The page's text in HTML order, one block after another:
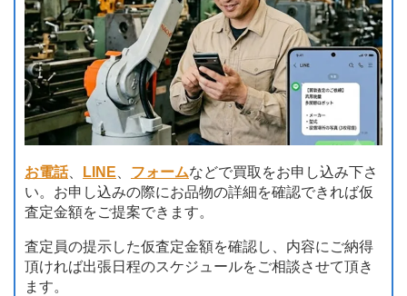
お電話、 LINE フォームなどで買取をお申し込み下さ
い。お申し込みの際にお品物の詳細を確認できれば仮
査定金額をご提案できます。
査定員の提示した仮査定金額を確認し、内容にご納得
頂ければ出張日程のスケジュールをご相談させて頂き
ます。